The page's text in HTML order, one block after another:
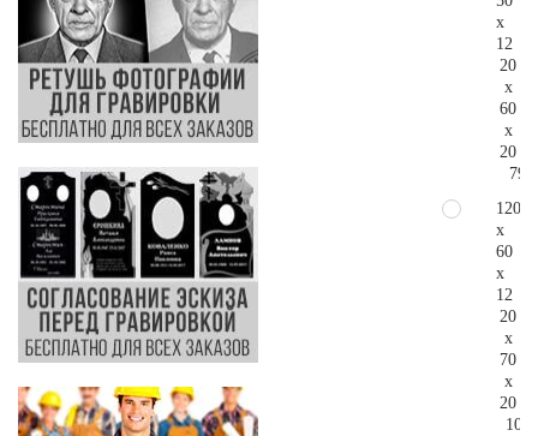
x
12
20
x
60
x
20
120
x
60
x
12
20
x
70
x
20